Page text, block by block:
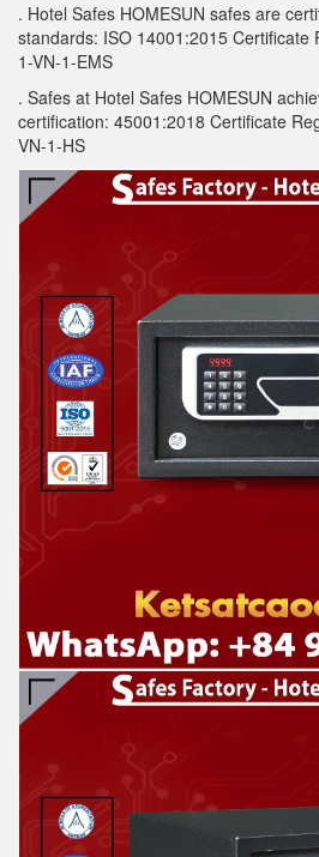
. Hotel Safes HOMESUN safes are
standards: ISO 14001:2015 Certificate
1-VN-1-EMS
. Safes at Hotel Safes HOMESUN
certification: 45001:2018 Certificate
VN-1-HS